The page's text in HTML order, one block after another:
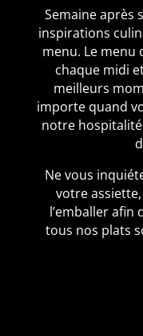
Semaine après
inspirations
menu. Le menu
chaque midi
meilleurs
importe quand
notre
Ne vous
votre
l’emballer afin
tous nos plats